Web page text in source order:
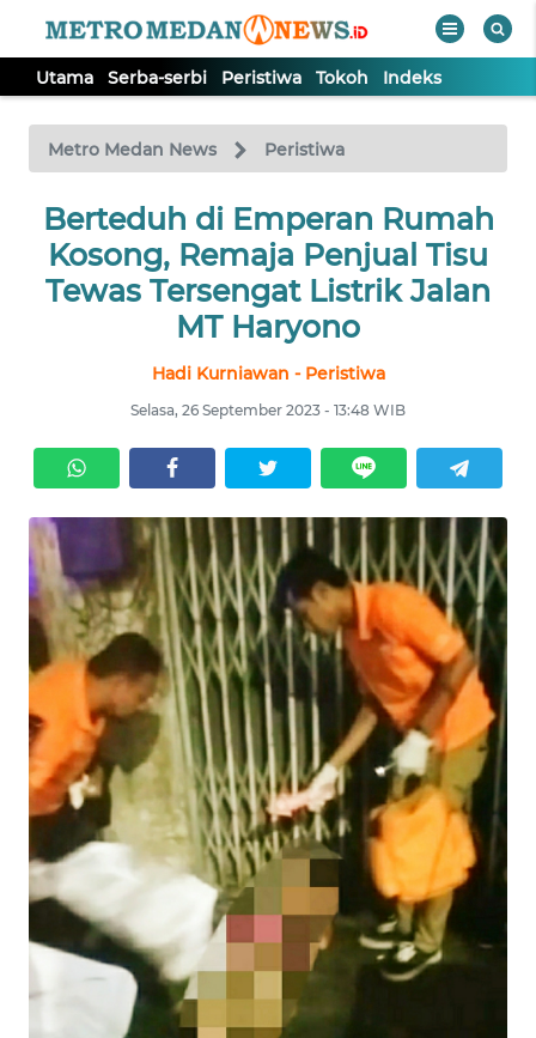
Utama Serba-serbi Peristiwa Tokoh Indeks
Metro Medan News Peristiwa
Berteduh di Emperan Rumah
Kosong, Remaja Penjual Tisu
Tewas Tersengat Listrik Jalan
MT Haryono
Hadi Kurniawan - Peristiwa
Selasa, 26 September 2023 - 13:48 WIB
TV
Tutup
UTAMA
SERBA-
SERBI
TOKOH
INDEKS
BERITA
KONTAK
KAMI
INFO
IKLAN
TENTANG
KAMI
PEDOMAN
MEDIA
SIBER